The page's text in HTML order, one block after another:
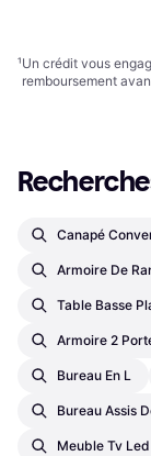
¹Un crédit vous
remboursement
Canapé
Armoire De
Table Basse
Armoire 2
Bureau En L
Bureau Assis
Meuble Tv Led